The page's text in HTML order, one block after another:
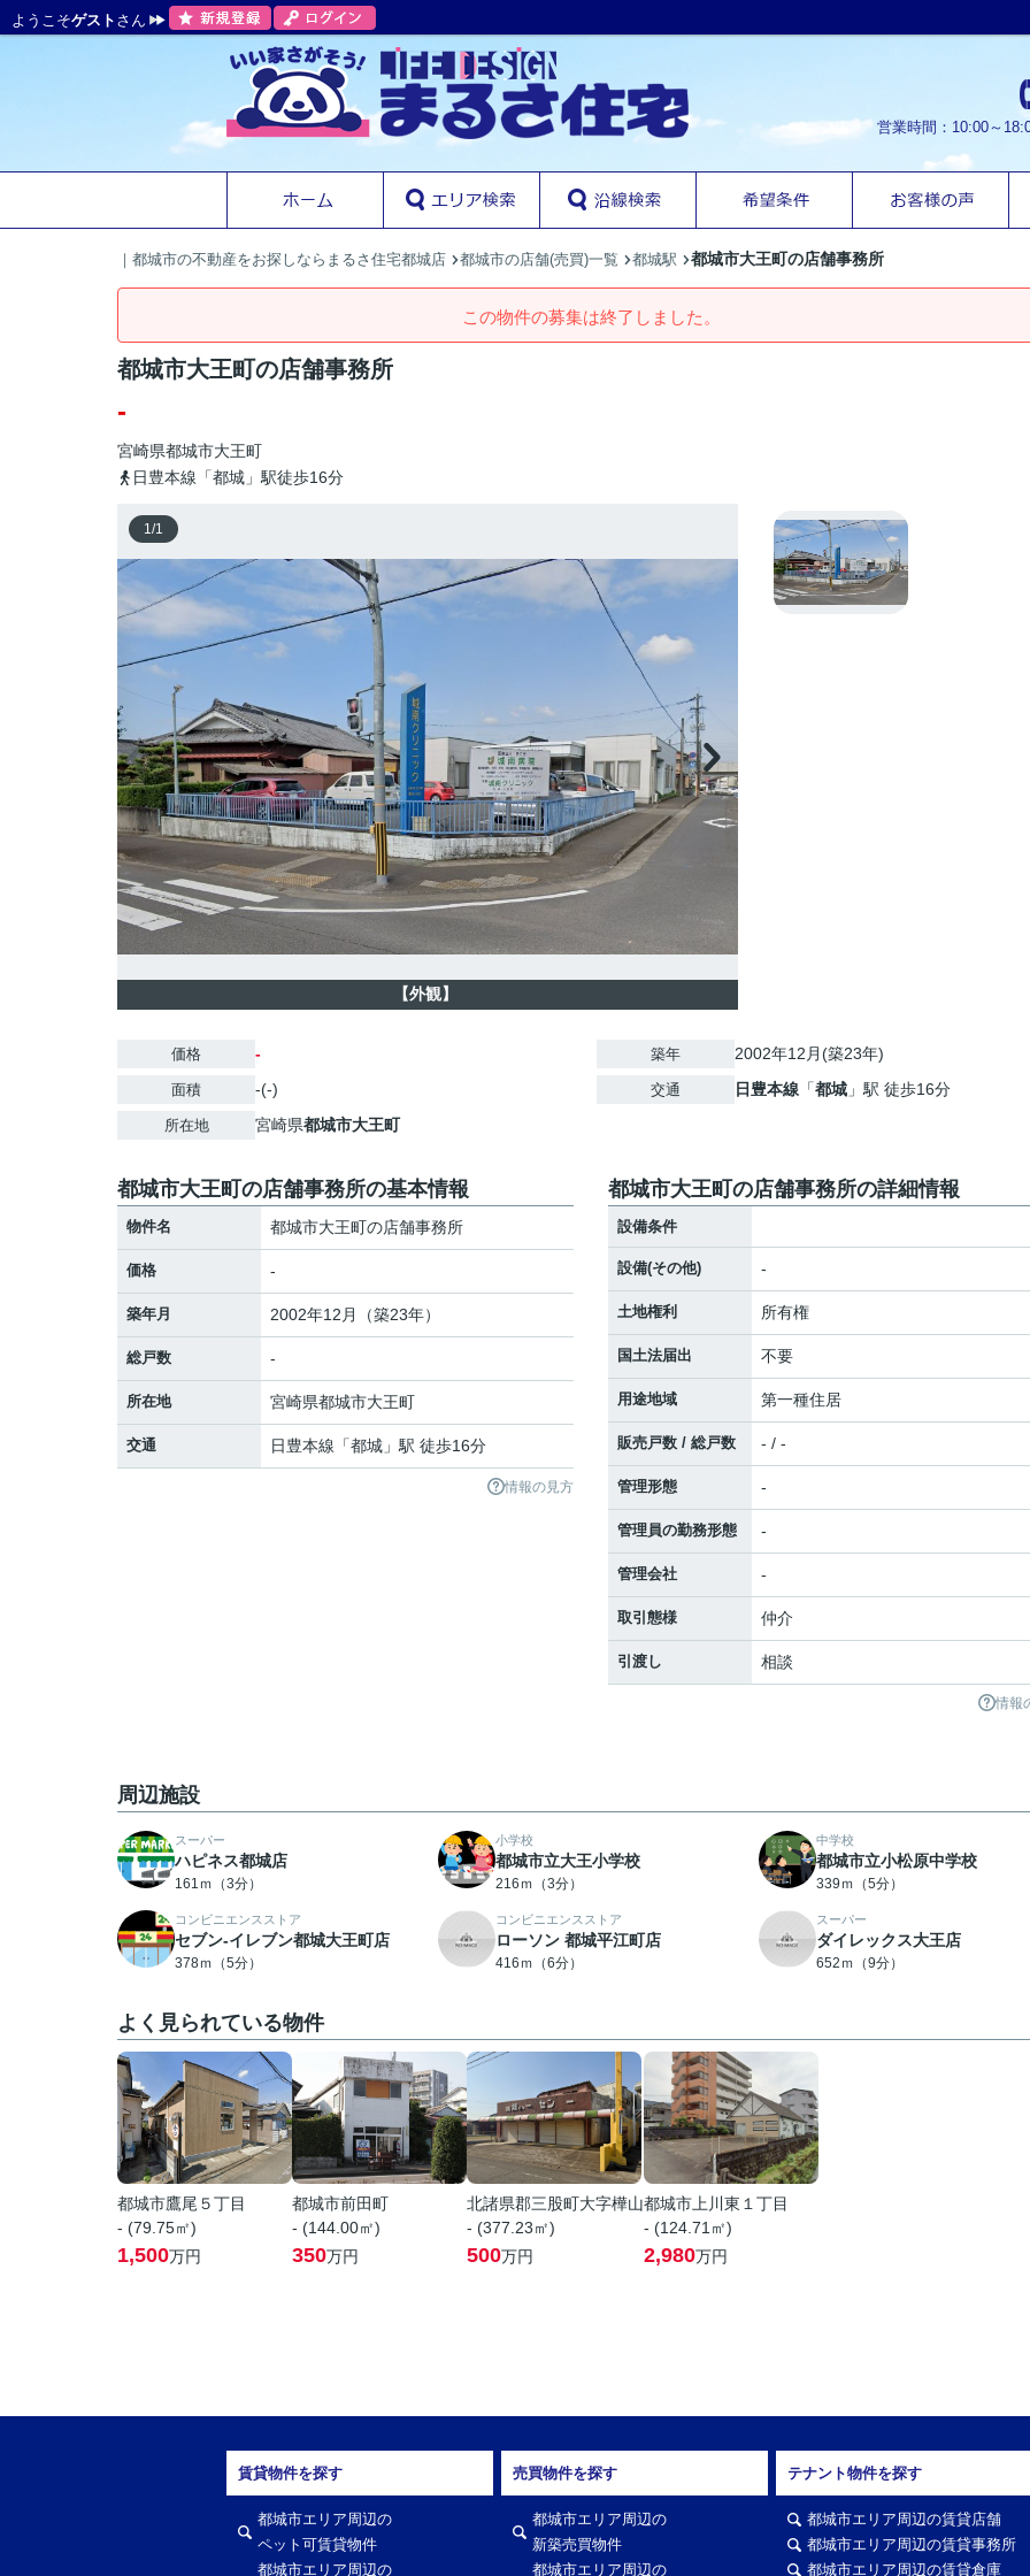
ようこそゲスト さん
営業時間：10:00～
｜都城市の不動産をお探しならまるさ住宅都城店 都城市の店舗(売買)一覧 都城駅 都城市大王町の店舗事務所
この物件の募集は終了しました。
都城市大王町の店舗事務所
-
宮崎県都城市大王町
日豊本線「都城」駅徒歩16分
1/1
【外観】
価格 -
面積 -(-)
所在地 宮崎県都城市大王町
築年 2002年12月(築23年)
交通 日豊本線 「都城 」駅 徒歩16分
都城市大王町の店舗事務所の基本情報
物件名 都城市大王町の店舗事務所
価格 -
築年月 2002年12月（築23年）
総戸数 -
所在地 宮崎県都城市大王町
交通 日豊本線 「都城 」駅 徒歩16分
情報の見方
都城市大王町の店舗事務所の詳細情報
設備条件
設備(その他) -
土地権利 所有権
国土法届出 不要
用途地域 第一種住居
販売戸数 / 総戸数 - / -
管理形態 -
管理員の勤務形態 -
管理会社 -
取引態様 仲介
引渡し 相談
情報
周辺施設
スーパー
ハピネス都城店
161ｍ（3分）
小学校
都城市立大王小学校
216ｍ（3分）
中学校
都城市立小松原中学校
339ｍ（5分）
コンビニエンスストア
セブン-イレブン都城大王町店
378ｍ（5分）
コンビニエンスストア
ローソン 都城平江町店
416ｍ（6分）
スーパー
ダイレックス大王店
652ｍ（9分）
よく見られている物件
都城市鷹尾５丁目
- (79.75㎡)
1,500万円
都城市前田町
- (144.00㎡)
350万円
北諸県郡三股町大字樺山
- (377.23㎡)
500万円
都城市上川東１丁目
- (124.71㎡)
2,980万円
賃貸物件を探す
都城市エリア周辺の
ペット可賃貸物件
都城市エリア周辺の
売買物件を探す
都城市エリア周辺の
新築売買物件
都城市エリア周辺の
テナント物件を探す
都城市エリア周辺の賃貸店舗
都城市エリア周辺の賃貸事務所
都城市エリア周辺の賃貸倉庫